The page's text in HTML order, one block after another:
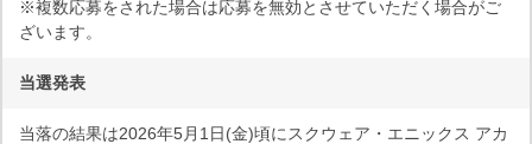
※複数応募をされた場合は応募を無効とさせていただく場合がご
ざいます。
当選発表
当落の結果は2026年5月1日(金)頃にスクウェア・エニックス アカ